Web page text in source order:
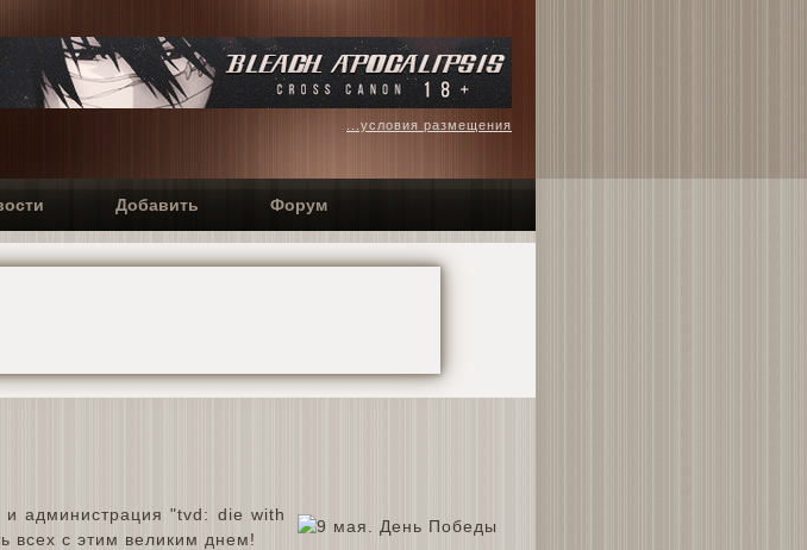
...условия размещения
Добавить Форум
администрация "tvd: die with
всех с этим великим днем!